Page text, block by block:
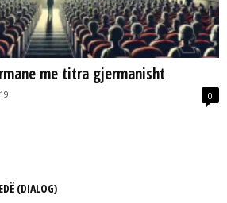
me titra gjermanisht
0
(DIALOG)